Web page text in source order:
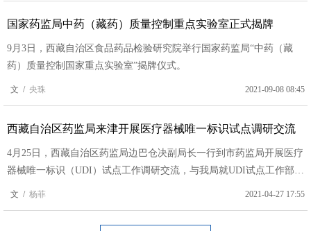
国家药监局中药（藏药）质量控制重点实验室正式揭牌
9月3日，西藏自治区食品药品检验研究院举行国家药监局“中药（藏
药）质量控制国家重点实验室”揭牌仪式。
文 / 央珠 2021-09-08 08:45
西藏自治区药监局来津开展医疗器械唯一标识试点调研交流
4月25日，西藏自治区药监局边巴仓决副局长一行到市药监局开展医疗
器械唯一标识（UDI）试点工作调研交流，与我局就UDI试点工作部
署、进展与经验进行交流，对生产经营企业和使用单位的UDI试点开展
文 / 杨菲 2021-04-27 17:55